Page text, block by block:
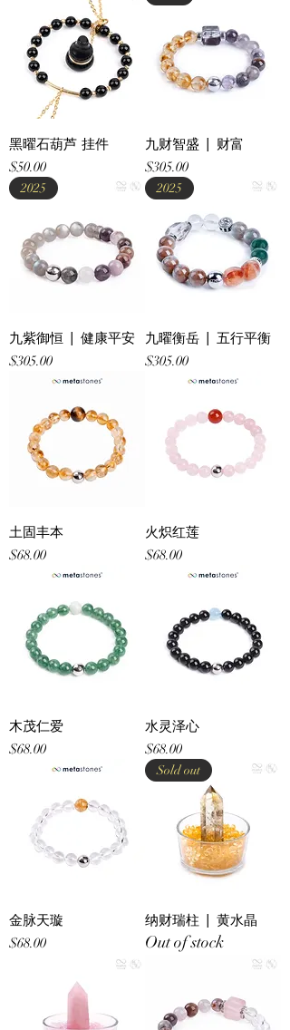
黑曜石葫芦 挂件
Price
$50.00
九财智盛 | 财富
Price
$305.00
2025
九紫御恒 | 健康平安
Price
$305.00
2025
九曜衡岳 | 五⾏平衡
Price
$305.00
土固丰本
Price
$68.00
火炽红莲
Price
$68.00
木茂仁爱
Price
$68.00
水灵泽心
Price
$68.00
金脉天璇
Price
$68.00
Sold out
纳财瑞柱 | 黄水晶
Out of stock